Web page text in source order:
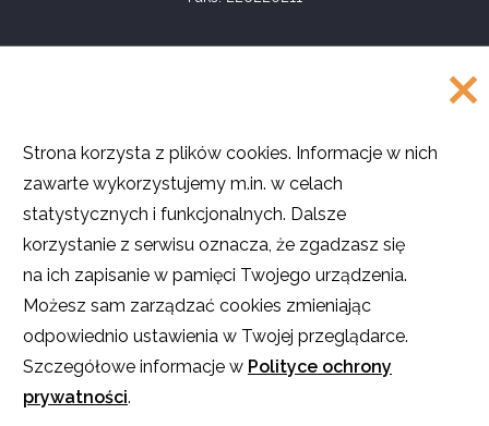
COPYRIGHT
Akademia Rozwoju Filantropii w Polsce
2016
Projekt i realizacja
O ile nie stwierdzono inaczej, teksty na stronie są dostępne na licencji
Creative Commons Uznanie autorstwa – Użycie niekomercyjne – Na tych
samych warunkach.
Licencja nie obejmuje zdjęć, filmów i materiałów graficznych. Pewne
Strona korzysta z plików cookies. Informacje w nich
zawarte wykorzystujemy m.in. w celach
statystycznych i funkcjonalnych. Dalsze
korzystanie z serwisu oznacza, że zgadzasz się
na ich zapisanie w pamięci Twojego urządzenia.
Możesz sam zarządzać cookies zmieniając
odpowiednio ustawienia w Twojej przeglądarce.
Szczegółowe informacje w Polityce ochrony
prywatności.